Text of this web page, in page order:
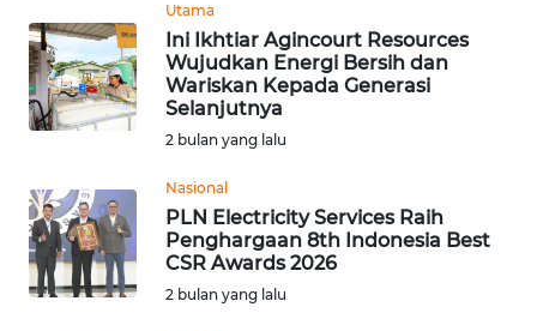
Utama
Ini Ikhtiar Agincourt Resources
Wujudkan Energi Bersih dan
Wariskan Kepada Generasi
Selanjutnya
2 bulan yang lalu
Nasional
PLN Electricity Services Raih
Penghargaan 8th Indonesia Best
CSR Awards 2026
2 bulan yang lalu
Wahana
News
Regional
SUMUT
WN
JAKARTA